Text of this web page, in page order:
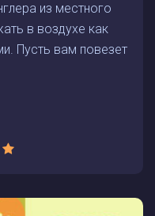
из местного
в воздухе как
Пусть вам повезет